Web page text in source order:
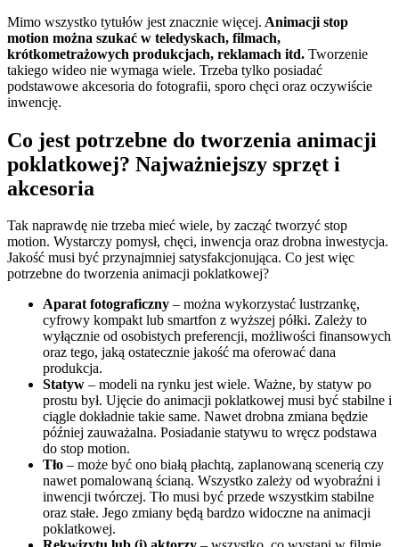
Mimo wszystko tytułów jest znacznie więcej. Animacji stop
motion można szukać w teledyskach, filmach,
krótkometrażowych produkcjach, reklamach itd. Tworzenie
takiego wideo nie wymaga wiele. Trzeba tylko posiadać
podstawowe akcesoria do fotografii, sporo chęci oraz oczywiście
inwencję.
Co jest potrzebne do tworzenia animacji
poklatkowej? Najważniejszy sprzęt i
akcesoria
Tak naprawdę nie trzeba mieć wiele, by zacząć tworzyć stop
motion. Wystarczy pomysł, chęci, inwencja oraz drobna inwestycja.
Jakość musi być przynajmniej satysfakcjonująca. Co jest więc
potrzebne do tworzenia animacji poklatkowej?
Aparat fotograficzny – można wykorzystać lustrzankę,
cyfrowy kompakt lub smartfon z wyższej półki. Zależy to
wyłącznie od osobistych preferencji, możliwości finansowych
oraz tego, jaką ostatecznie jakość ma oferować dana
produkcja.
Statyw – modeli na rynku jest wiele. Ważne, by statyw po
prostu był. Ujęcie do animacji poklatkowej musi być stabilne i
ciągle dokładnie takie same. Nawet drobna zmiana będzie
później zauważalna. Posiadanie statywu to wręcz podstawa
do stop motion.
Tło – może być ono białą płachtą, zaplanowaną scenerią czy
nawet pomalowaną ścianą. Wszystko zależy od wyobraźni i
inwencji twórczej. Tło musi być przede wszystkim stabilne
oraz stałe. Jego zmiany będą bardzo widoczne na animacji
poklatkowej.